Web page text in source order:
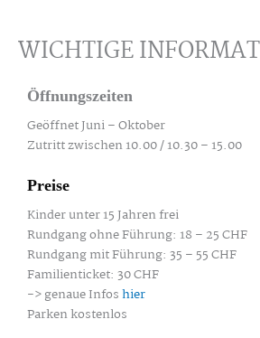
WICHTIGE
Öffnungszeiten
Geöffnet Juni – Oktober
Zutritt zwischen 10.00 / 10.30 – 15.00
Preise
Kinder unter 15 Jahren frei
Rundgang ohne Führung: 18 – 25 CHF
Rundgang mit Führung: 35 – 55 CHF
Familienticket: 30 CHF
-> genaue Infoshier
Parken kostenlos